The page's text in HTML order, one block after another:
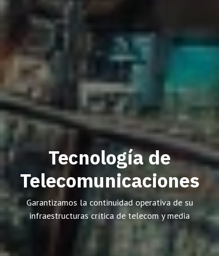
Tecnología de
Telecomunicaciones
Garantizamos la continuidad operativa de su
infraestructuras crítica de telecom y media